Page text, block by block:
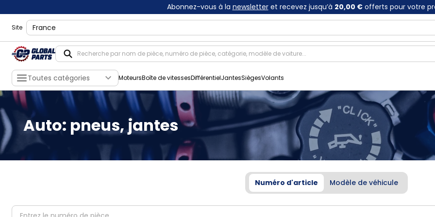
Abonnez-vous à la newsletteret recevez jusqu’à 20,00 €offerts pour votre
Site shippingLocation
Toutes catégories MoteursBoîte de vitessesDifférentielJantesSiègesVolants
Auto: pneus, jantes
Numéro d'article Modèle de véhicule
partNumber